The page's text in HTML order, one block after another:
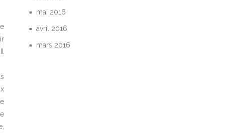
mai 2016
avril 2016
mars 2016